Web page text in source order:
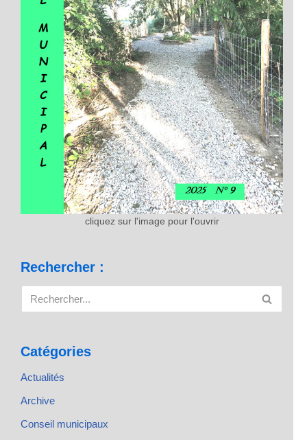
cliquez sur l'image pour l'ouvrir
Rechercher :
Catégories
Actualités
Archive
Conseil municipaux